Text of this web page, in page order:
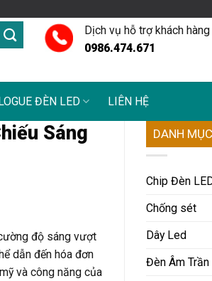
Dịch vụ hỗ trợ khách hàng
0986.474.671
ĐÈN LED LIÊN HỆ
Sáng
độ sáng vượt
dẫn đến hóa đơn
và công năng của
DANH
Chip Đèn
Chống sét
Dây Led
Đèn Âm Trần